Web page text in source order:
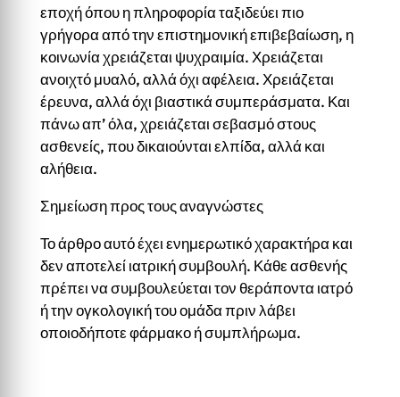
εποχή όπου η πληροφορία ταξιδεύει πιο
γρήγορα από την επιστημονική επιβεβαίωση, η
κοινωνία χρειάζεται ψυχραιμία. Χρειάζεται
ανοιχτό μυαλό, αλλά όχι αφέλεια. Χρειάζεται
έρευνα, αλλά όχι βιαστικά συμπεράσματα. Και
πάνω απ’ όλα, χρειάζεται σεβασμό στους
ασθενείς, που δικαιούνται ελπίδα, αλλά και
αλήθεια.
Σημείωση προς τους αναγνώστες
Το άρθρο αυτό έχει ενημερωτικό χαρακτήρα και
δεν αποτελεί ιατρική συμβουλή. Κάθε ασθενής
πρέπει να συμβουλεύεται τον θεράποντα ιατρό
ή την ογκολογική του ομάδα πριν λάβει
οποιοδήποτε φάρμακο ή συμπλήρωμα.